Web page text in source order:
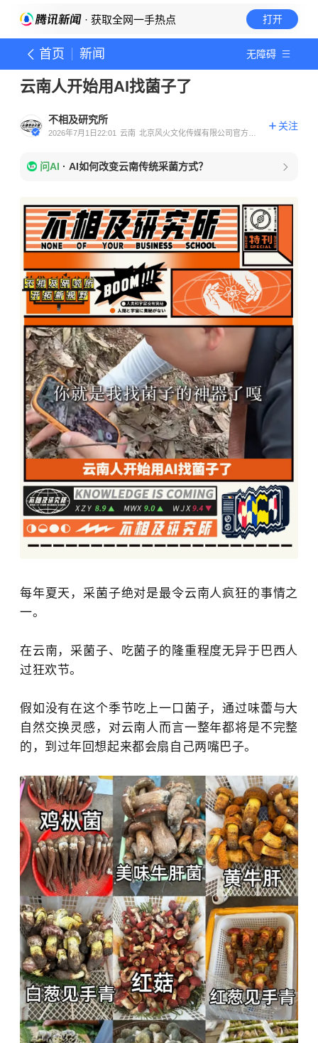
· 获取全网一手热点 打开
首页 新闻 无障碍
云南人开始用AI找菌子了
不相及研究所
2026年7月1日22:01 云南 北京风火文化传媒有限公司官方账
关注
问AI · AI如何改变云南传统采菌方式？
每年夏天，采菌子绝对是最令云南人疯狂的事情之
一。
在云南，采菌子、吃菌子的隆重程度无异于巴西人
过狂欢节。
假如没有在这个季节吃上一口菌子，通过味蕾与大
自然交换灵感，对云南人而言一整年都将是不完整
的，到过年回想起来都会扇自己两嘴巴子。